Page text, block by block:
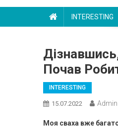
INTERESTING
Почав
INTERESTING
15.07.2022 Admin
Моя сваха вже